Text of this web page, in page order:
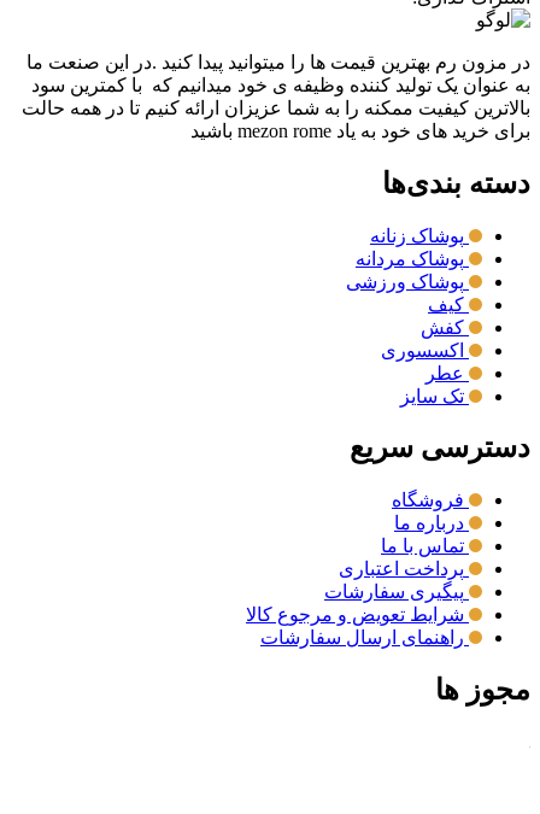
در مزون رم بهترین قیمت ها را میتوانید پیدا کنید .در این صنعت ما
به عنوان یک تولید کننده وظیفه ی خود میدانیم که با کمترین سود
بالاترین کیفیت ممکنه را به شما عزیزان ارائه کنیم تا در همه حالت
برای خرید های خود به یاد mezon rome باشید
دسته بندی‌ها
پوشاک زنانه
پوشاک مردانه
پوشاک ورزشی
کیف
کفش
اکسسوری
عطر
تک سایز
دسترسی سریع
فروشگاه
درباره ما
تماس با ما
پرداخت اعتباری
پیگیری سفارشات
شرایط تعویض و مرجوع کالا
راهنمای ارسال سفارشات
مجوز ها